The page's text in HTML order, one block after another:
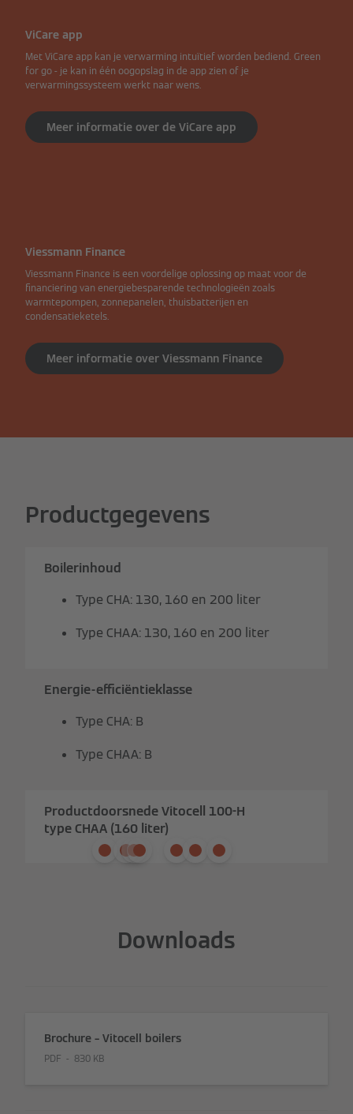
ViCare app
Met ViCare app kan je verwarming intuïtief worden bediend. Green
for go - je kan in één oogopslag in de app zien of je
verwarmingssysteem werkt naar wens.
Meer informatie over de ViCare app
Viessmann Finance
Viessmann Finance is een voordelige oplossing op maat voor de
financiering van energiebesparende technologieën zoals
warmtepompen, zonnepanelen, thuisbatterijen en
condensatieketels.
Meer informatie over Viessmann Finance
Productgegevens
Boilerinhoud
Type CHA: 130, 160 en 200 liter
Type CHAA: 130, 160 en 200 liter
Energie-efficiëntieklasse
Type CHA: B
Type CHAA: B
Productdoorsnede Vitocell 100-H
type CHAA (160 liter)
Downloads
Brochure – Vitocell boilers
PDF 830 KB